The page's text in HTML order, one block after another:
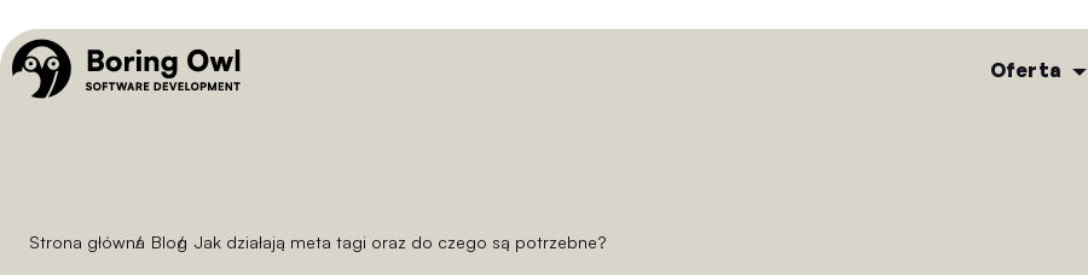
Oferta
Strona główna
/ Blog
/ Jak działają meta tagi oraz do czego są potrzebne?